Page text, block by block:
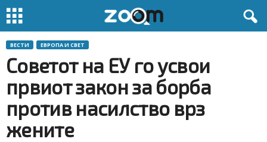
ВЕСТИ ЕВРОПА И СВЕТ
Советот на ЕУ го усвои
првиот закон за борба
против насилство врз
жените